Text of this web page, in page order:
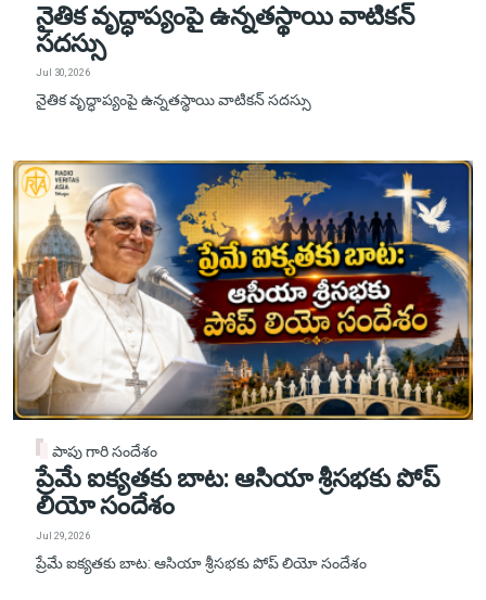
నైతిక వృద్ధాప్యంపై ఉన్నతస్థాయి వాటికన్
సదస్సు
Jul 30, 2026
నైతిక వృద్ధాప్యంపై ఉన్నతస్థాయి వాటికన్ సదస్సు
పాపు గారి సందేశం
ప్రేమే ఐక్యతకు బాట: ఆసియా శ్రీసభకు పోప్
లియో సందేశం
Jul 29, 2026
ప్రేమే ఐక్యతకు బాట: ఆసియా శ్రీసభకు పోప్ లియో సందేశం